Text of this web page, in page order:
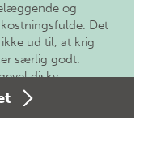
og
Det
ikke ud til, at krig
særlig godt.
diskv…